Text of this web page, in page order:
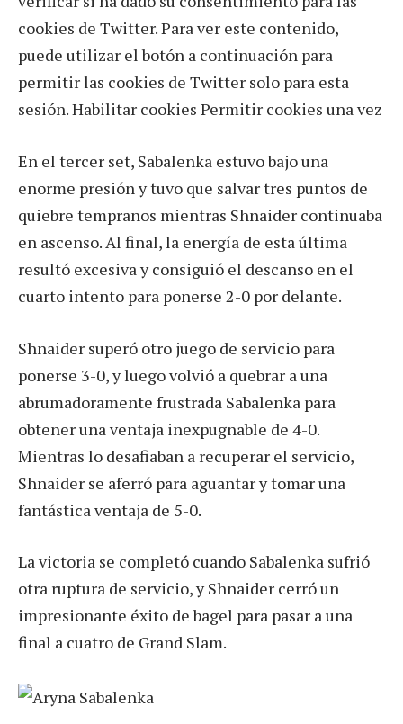
cookies de Twitter. Para ver este contenido,
puede utilizar el botón a continuación para
permitir las cookies de Twitter solo para esta
sesión. Habilitar cookies Permitir cookies una vez
En el tercer set, Sabalenka estuvo bajo una
enorme presión y tuvo que salvar tres puntos de
quiebre tempranos mientras Shnaider continuaba
en ascenso. Al final, la energía de esta última
resultó excesiva y consiguió el descanso en el
cuarto intento para ponerse 2-0 por delante.
Shnaider superó otro juego de servicio para
ponerse 3-0, y luego volvió a quebrar a una
abrumadoramente frustrada Sabalenka para
obtener una ventaja inexpugnable de 4-0.
Mientras lo desafiaban a recuperar el servicio,
Shnaider se aferró para aguantar y tomar una
fantástica ventaja de 5-0.
La victoria se completó cuando Sabalenka sufrió
otra ruptura de servicio, y Shnaider cerró un
impresionante éxito de bagel para pasar a una
final a cuatro de Grand Slam.